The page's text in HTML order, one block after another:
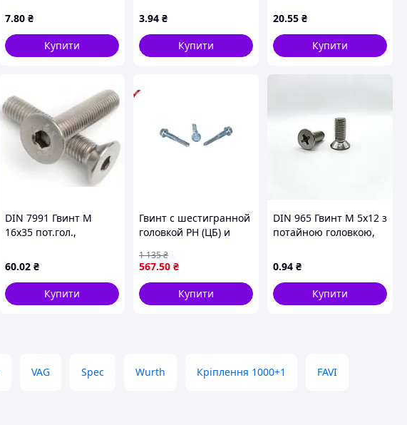
клас міцності 4.6,
оцинкований
7.80 ₴
Купити
3.94 ₴
Купити
20.55 ₴
Купити
DIN 7991 Гвинт М
16х35 пот.гол.,
міцності 10.9,
оцинкований
60.02 ₴
Купити
Гвинт с шестигранной
головкой PH (ЦБ) и
9T75570-2N DIN 7504 K
(ЦБ) 5,5 х 70 100шт ТМ
КРЕПТЕХ для
надежного крепления
567.50 ₴
1 135₴
Купити
DIN 965 Гвинт М 5х12 з
потайною головкою,
оцинкований
0.94 ₴
Купити
VAG Spec Wurth Кріплення 1000+1 FAVI